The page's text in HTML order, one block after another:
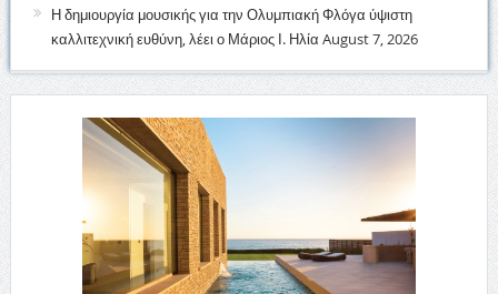
Η δημιουργία μουσικής για την Ολυμπιακή Φλόγα ύψιστη
καλλιτεχνική ευθύνη, λέει ο Μάριος Ι. Ηλία August 7, 2026